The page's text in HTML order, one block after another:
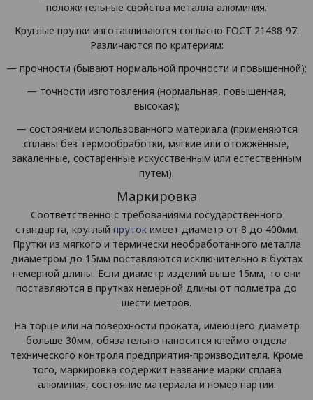
положительные свойства металла алюминия.
Круглые прутки изготавливаются согласно ГОСТ 21488-97.
Различаются по критериям:
— прочности (бывают нормальной прочности и повышенной);
— точности изготовления (нормальная, повышенная,
высокая);
— состоянием использованного материала (применяются
сплавы без термообработки, мягкие или отожжённые,
закаленные, состаренные искусственным или естественным
путем).
Маркировка
Соответственно с требованиями государственного
стандарта, круглый прутокимеет диаметр от 8 до 400мм.
Прутки из мягкого и термически необработанного металла
диаметром до 15мм поставляются исключительно в бухтах
немерной длины. Если диаметр изделий выше 15мм, то они
поставляются в прутках немерной длины от полметра до
шести метров.
На торце или на поверхности проката, имеющего диаметр
больше 30мм, обязательно наносится клеймо отдела
технического контроля предприятия-производителя. Кроме
того, маркировка содержит название марки сплава
алюминия, состояние материала и номер партии.